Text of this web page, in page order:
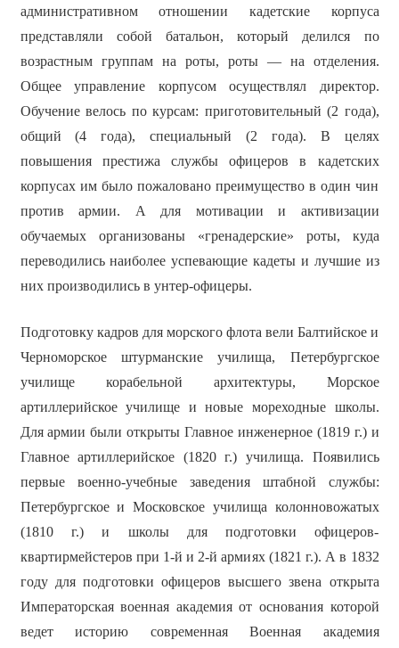
административном отношении кадетские корпуса
представляли собой батальон, который делился по
возрастным группам на роты, роты — на отделения.
Общее управление корпусом осуществлял директор.
Обучение велось по курсам: приготовительный (2 года),
общий (4 года), специальный (2 года). В целях
повышения престижа службы офицеров в кадетских
корпусах им было пожаловано преимущество в один чин
против армии. А для мотивации и активизации
обучаемых организованы «гренадерские» роты, куда
переводились наиболее успевающие кадеты и лучшие из
них производились в унтер-офицеры.
Подготовку кадров для морского флота вели Балтийское и
Черноморское штурманские училища, Петербургское
училище корабельной архитектуры, Морское
артиллерийское училище и новые мореходные школы.
Для армии были открыты Главное инженерное (1819 г.) и
Главное артиллерийское (1820 г.) училища. Появились
первые военно-учебные заведения штабной службы:
Петербургское и Московское училища колонновожатых
(1810 г.) и школы для подготовки офицеров-
квартирмейстеров при 1-й и 2-й армиях (1821 г.). А в 1832
году для подготовки офицеров высшего звена открыта
Императорская военная академия от основания которой
ведет историю современная Военная академия